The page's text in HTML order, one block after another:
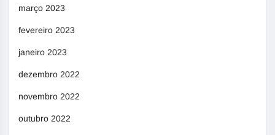
março 2023
fevereiro 2023
janeiro 2023
dezembro 2022
novembro 2022
outubro 2022